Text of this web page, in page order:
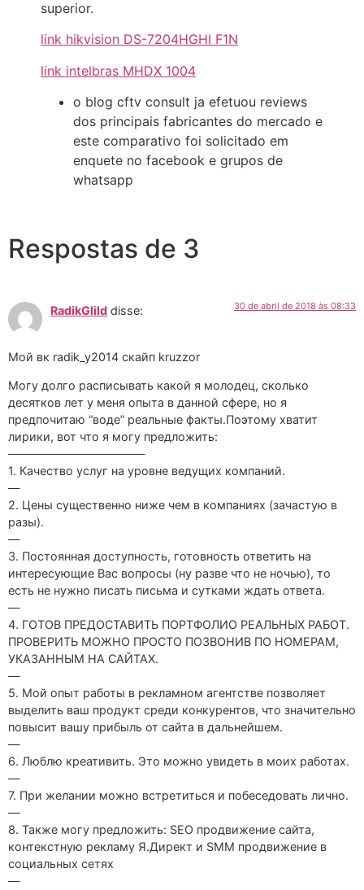
superior.
link hikvision DS-7204HGHI F1N
link intelbras MHDX 1004
o blog cftv consult ja efetuou reviews
dos principais fabricantes do mercado e
este comparativo foi solicitado em
enquete no facebook e grupos de
whatsapp
Respostas de 3
RadikGlild disse: 30 de abril de 2018 às 08:33
Мой вк radik_y2014 скайп kruzzor
Могу долго расписывать какой я молодец, сколько
десятков лет у меня опыта в данной сфере, но я
предпочитаю “воде” реальные факты.Поэтому хватит
лирики, вот что я могу предложить:
————————————
1. Качество услуг на уровне ведущих компаний.
—
2. Цены существенно ниже чем в компаниях (зачастую в
разы).
—
3. Постоянная доступность, готовность ответить на
интересующие Вас вопросы (ну разве что не ночью), то
есть не нужно писать письма и сутками ждать ответа.
—
4. ГОТОВ ПРЕДОСТАВИТЬ ПОРТФОЛИО РЕАЛЬНЫХ РАБОТ.
ПРОВЕРИТЬ МОЖНО ПРОСТО ПОЗВОНИВ ПО НОМЕРАМ,
УКАЗАННЫМ НА САЙТАХ.
—
5. Мой опыт работы в рекламном агентстве позволяет
выделить ваш продукт среди конкурентов, что значительно
повысит вашу прибыль от сайта в дальнейшем.
—
6. Люблю креативить. Это можно увидеть в моих работах.
—
7. При желании можно встретиться и побеседовать лично.
—
8. Также могу предложить: SEO продвижение сайта,
контекстную рекламу Я.Директ и SMM продвижение в
социальных сетях
—